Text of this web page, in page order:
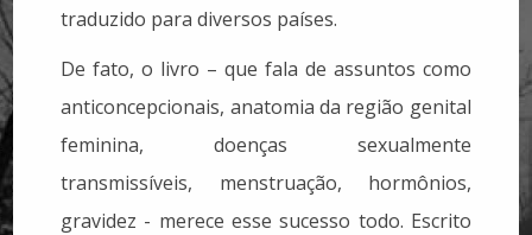
traduzido para diversos países.
De fato, o livro – que fala de assuntos como
anticoncepcionais, anatomia da região genital
feminina, doenças sexualmente
transmissíveis, menstruação, hormônios,
gravidez - merece esse sucesso todo. Escrito